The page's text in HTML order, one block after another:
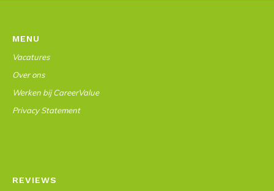
MENU
Vacatures
Over ons
Werken bij CareerValue
Privacy Statement
REVIEWS